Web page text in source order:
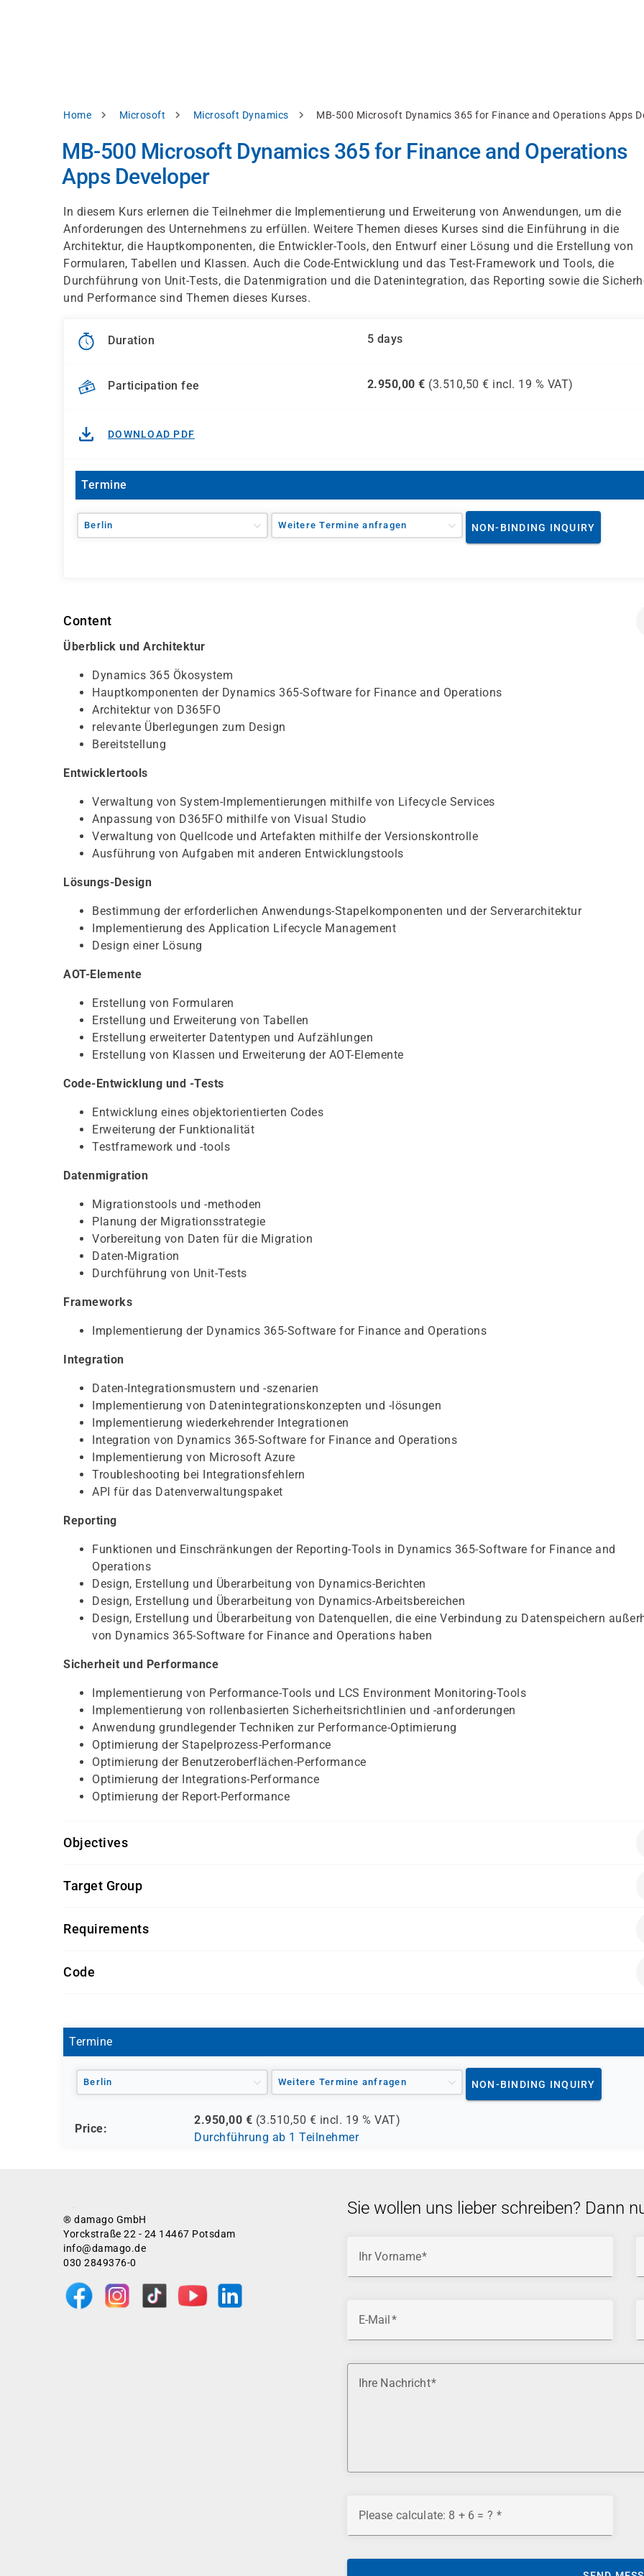
Breadcrumb
Home Microsoft Microsoft Dynamics MB-500 Microsoft Dynamics 365 for Finance and Operations Apps
MB-500 Microsoft Dynamics 365 for Finance and Operations
Apps Developer
In diesem Kurs erlernen die Teilnehmer die Implementierung und Erweiterung von Anwendungen, um die
Anforderungen des Unternehmens zu erfüllen. Weitere Themen dieses Kurses sind die Einführung in die
Architektur, die Hauptkomponenten, die Entwickler-Tools, den Entwurf einer Lösung und die Erstellung von
Formularen, Tabellen und Klassen. Auch die Code-Entwicklung und das Test-Framework und Tools, die
Durchführung von Unit-Tests, die Datenmigration und die Datenintegration, das Reporting sowie die
und Performance sind Themen dieses Kurses.
Duration 5 days
Participation fee 2.950,00 € (3.510,50 € incl. 19 % VAT)
DOWNLOAD PDF
Termine
Berlin Weitere Termine anfragen NON-BINDING INQUIRY
Content
Überblick und Architektur
Dynamics 365 Ökosystem
Hauptkomponenten der Dynamics 365-Software for Finance and Operations
Architektur von D365FO
relevante Überlegungen zum Design
Bereitstellung
Entwicklertools
Verwaltung von System-Implementierungen mithilfe von Lifecycle Services
Anpassung von D365FO mithilfe von Visual Studio
Verwaltung von Quellcode und Artefakten mithilfe der Versionskontrolle
Ausführung von Aufgaben mit anderen Entwicklungstools
Lösungs-Design
Bestimmung der erforderlichen Anwendungs-Stapelkomponenten und der Serverarchitektur
Implementierung des Application Lifecycle Management
Design einer Lösung
AOT-Elemente
Erstellung von Formularen
Erstellung und Erweiterung von Tabellen
Erstellung erweiterter Datentypen und Aufzählungen
Erstellung von Klassen und Erweiterung der AOT-Elemente
Code-Entwicklung und -Tests
Entwicklung eines objektorientierten Codes
Erweiterung der Funktionalität
Testframework und -tools
Datenmigration
Migrationstools und -methoden
Planung der Migrationsstrategie
Vorbereitung von Daten für die Migration
Daten-Migration
Durchführung von Unit-Tests
Frameworks
Implementierung der Dynamics 365-Software for Finance and Operations
Integration
Daten-Integrationsmustern und -szenarien
Implementierung von Datenintegrationskonzepten und -lösungen
Implementierung wiederkehrender Integrationen
Integration von Dynamics 365-Software for Finance and Operations
Implementierung von Microsoft Azure
Troubleshooting bei Integrationsfehlern
API für das Datenverwaltungspaket
Reporting
Funktionen und Einschränkungen der Reporting-Tools in Dynamics 365-Software for Finance and
Operations
Design, Erstellung und Überarbeitung von Dynamics-Berichten
Design, Erstellung und Überarbeitung von Dynamics-Arbeitsbereichen
Design, Erstellung und Überarbeitung von Datenquellen, die eine Verbindung zu Datenspeichern
von Dynamics 365-Software for Finance and Operations haben
Sicherheit und Performance
Implementierung von Performance-Tools und LCS Environment Monitoring-Tools
Implementierung von rollenbasierten Sicherheitsrichtlinien und -anforderungen
Anwendung grundlegender Techniken zur Performance-Optimierung
Optimierung der Stapelprozess-Performance
Optimierung der Benutzeroberflächen-Performance
Optimierung der Integrations-Performance
Optimierung der Report-Performance
Objectives
Target Group
Requirements
Code
Termine
Berlin Weitere Termine anfragen NON-BINDING INQUIRY
Price:
2.950,00 € (3.510,50 € incl. 19 % VAT)
Durchführung ab 1 Teilnehmer
® damago GmbH
Yorckstraße 22 - 24 14467 Potsdam
info@damago.de
030 2849376-0
Sie wollen uns lieber schreiben? Dann
Ihr Vorname
E-Mail
Ihre Nachricht
Please calculate: 8 + 6 = ?